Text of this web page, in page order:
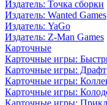
Издатель: Точка сборки
Издатель: Wanted Games
Издатель: YaGo
Издатель: Z-Man Games
Карточные
Карточные игры:
Карточные игры: Драфт
Карточные игры:
Карточные игры:
Карточные игры: